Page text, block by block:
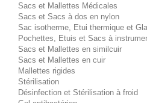
Sacs et Mallettes Médicales
Sacs et Sacs à dos en nylon
Sac isotherme, Etui thermique et
Pochettes, Etuis et Sacs à
Sacs et Mallettes en similcuir
Sacs et Mallettes en cuir
Mallettes rigides
Stérilisation
Désinfection et Stérilisation à froid